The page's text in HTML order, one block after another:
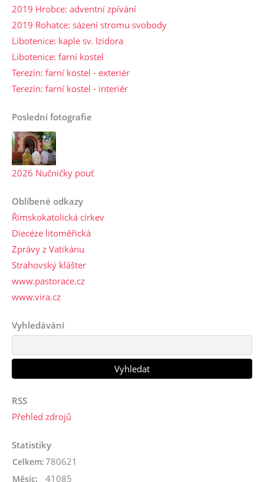
2019 Hrobce: adventní zpívání
2019 Rohatce: sázení stromu svobody
Libotenice: kaple sv. Izidora
Libotenice: farní kostel
Terezín: farní kostel - exteriér
Terezín: farní kostel - interiér
Poslední fotografie
2026 Nučničky pouť
Oblíbené odkazy
Římskokatolická církev
Diecéze litoměřická
Zprávy z Vatikánu
Strahovský klášter
www.pastorace.cz
www.vira.cz
Vyhledávání
RSS
Přehled zdrojů
Statistiky
Celkem:780621
Měsíc: 41085